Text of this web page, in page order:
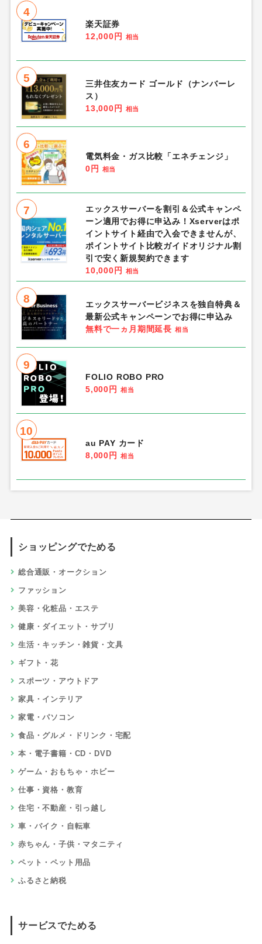
4
楽天証券
12,000円
相当
5
三井住友カード ゴールド（ナンバーレ
ス）
13,000円
相当
6
電気料金・ガス比較「エネチェンジ」
0円
相当
7
エックスサーバーを割引＆公式キャンペ
ーン適用でお得に申込み！Xserverはポ
イントサイト経由で入会できませんが、
ポイントサイト比較ガイドオリジナル割
引で安く新規契約できます
10,000円
相当
8
エックスサーバービジネスを独自特典＆
最新公式キャンペーンでお得に申込み
無料で一ヵ月期間延長 相当
9
FOLIO ROBO PRO
5,000円
相当
10
au PAY カード
8,000円
相当
ショッピングでためる
総合通販・オークション
ファッション
美容・化粧品・エステ
健康・ダイエット・サプリ
生活・キッチン・雑貨・文具
ギフト・花
スポーツ・アウトドア
家具・インテリア
家電・パソコン
食品・グルメ・ドリンク・宅配
本・電子書籍・CD・DVD
ゲーム・おもちゃ・ホビー
仕事・資格・教育
住宅・不動産・引っ越し
車・バイク・自転車
赤ちゃん・子供・マタニティ
ペット・ペット用品
ふるさと納税
サービスでためる